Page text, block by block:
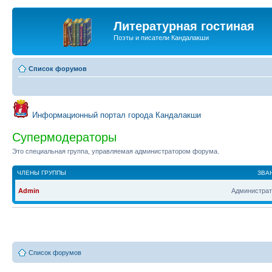
Литературная гостиная
Поэты и писатели Кандалакши
Список форумов
Информационный портал города Кандалакши
Супермодераторы
Это специальная группа, управляемая администратором форума.
ЧЛЕНЫ ГРУППЫ
Admin
Список форумов